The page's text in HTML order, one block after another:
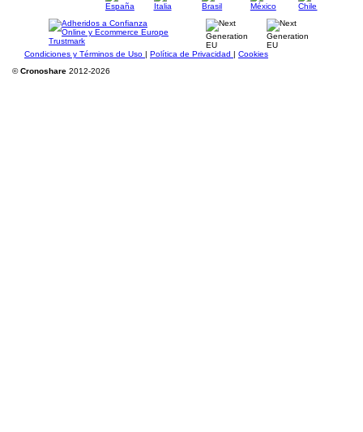
Condiciones y Términos de Uso | Política de Privacidad | Cookies
©Cronoshare 2012-2026